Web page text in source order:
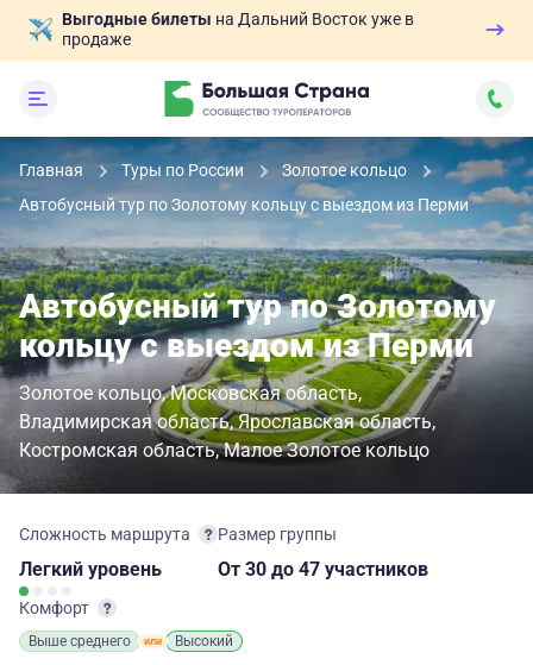
Выгодные билеты на Дальний Восток уже в
продаже
Главная Туры по России
Золотое кольцо
Автобусный тур по Золотому кольцу с выездом из Перми
Автобусный тур по Золотому
кольцу с выездом из Перми
Золотое кольцо Московская область
Владимирская область Ярославская область
Костромская область Малое Золотое кольцо
Сложность маршрута
Легкий уровень
Комфорт
Выше среднего Высокий
Размер группы
От 30 до 47 участников